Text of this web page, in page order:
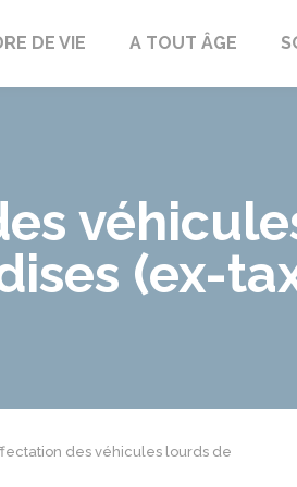
DE VIE A TOUT ÂGE
(ex-
des véhicules lourds de